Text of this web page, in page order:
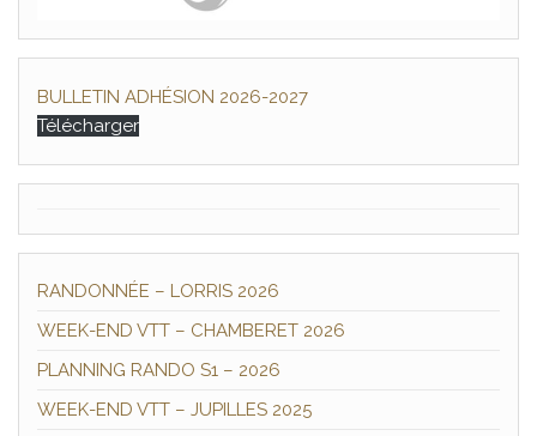
BULLETIN ADHÉSION 2026-2027
Télécharger
RANDONNÉE – LORRIS 2026
WEEK-END VTT – CHAMBERET 2026
PLANNING RANDO S1 – 2026
WEEK-END VTT – JUPILLES 2025